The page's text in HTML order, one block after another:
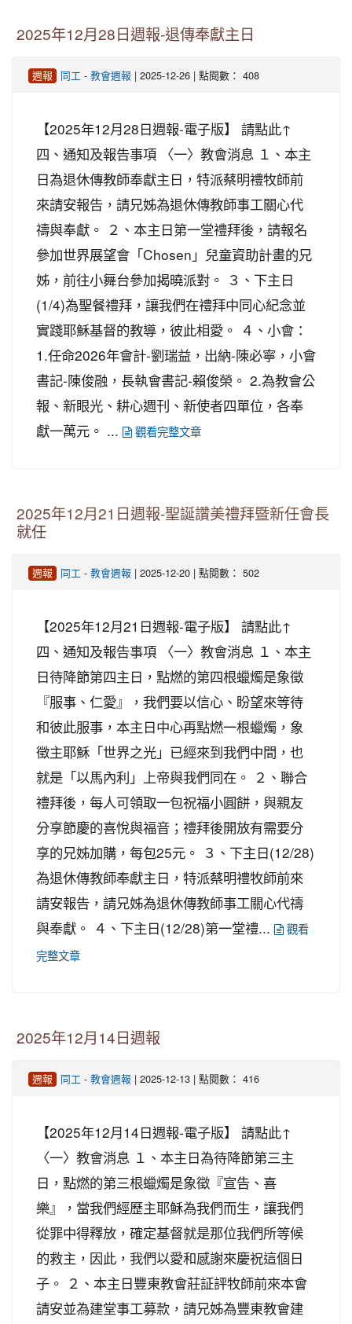
2025年12月28日週報-退傳奉獻主日
週報 同工 -教會週報 | 2025-12-26 | 點閱數： 408
【2025年12月28日週報-電子版】 請點此↑
四、通知及報告事項 〈一〉教會消息 １、本主
日為退休傳教師奉獻主日，特派蔡明禮牧師前
來請安報告，請兄姊為退休傳教師事工關心代
禱與奉獻。 ２、本主日第一堂禮拜後，請報名
參加世界展望會「Chosen」兒童資助計畫的兄
姊，前往小舞台參加揭曉派對。 ３、下主日
(1/4)為聖餐禮拜，讓我們在禮拜中同心紀念並
實踐耶穌基督的教導，彼此相愛。 ４、小會：
1.任命2026年會計-劉瑞益，出納-陳必寧，小會
書記-陳俊融，長執會書記-賴俊榮。 2.為教會公
報、新眼光、耕心週刊、新使者四單位，各奉
獻一萬元。 ...
觀看完整文章
2025年12月21日週報-聖誕讚美禮拜暨新任會長
就任
週報 同工 -教會週報 | 2025-12-20 | 點閱數： 502
【2025年12月21日週報-電子版】 請點此↑
四、通知及報告事項 〈一〉教會消息 １、本主
日待降節第四主日，點燃的第四根蠟燭是象徵
『服事、仁愛』，我們要以信心、盼望來等待
和彼此服事，本主日中心再點燃一根蠟燭，象
徵主耶穌「世界之光」已經來到我們中間，也
就是「以馬內利」上帝與我們同在。 ２、聯合
禮拜後，每人可領取一包祝福小圓餅，與親友
分享節慶的喜悅與福音；禮拜後開放有需要分
享的兄姊加購，每包25元。 ３、下主日(12/28)
為退休傳教師奉獻主日，特派蔡明禮牧師前來
請安報告，請兄姊為退休傳教師事工關心代禱
與奉獻。 ４、下主日(12/28)第一堂禮...
觀看
完整文章
2025年12月14日週報
週報 同工 -教會週報 | 2025-12-13 | 點閱數： 416
【2025年12月14日週報-電子版】 請點此↑
〈一〉教會消息 １、本主日為待降節第三主
日，點燃的第三根蠟燭是象徵『宣告、喜
樂』，當我們經歷主耶穌為我們而生，讓我們
從罪中得釋放，確定基督就是那位我們所等候
的救主，因此，我們以愛和感謝來慶祝這個日
子。 ２、本主日豐東教會莊証評牧師前來本會
請安並為建堂事工募款，請兄姊為豐東教會建